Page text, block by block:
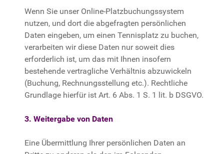
Wenn Sie unser Online-Platzbuchungssystem
nutzen, und dort die abgefragten persönlichen
Daten eingeben, um einen Tennisplatz zu buchen,
verarbeiten wir diese Daten nur soweit dies
erforderlich ist, um das mit Ihnen insofern
bestehende vertragliche Verhältnis abzuwickeln
(Buchung, Rechnungsstellung etc.). Rechtliche
Grundlage hierfür ist Art. 6 Abs. 1 S. 1 lit. b DSGVO.
3. Weitergabe von Daten
Eine Übermittlung Ihrer persönlichen Daten an